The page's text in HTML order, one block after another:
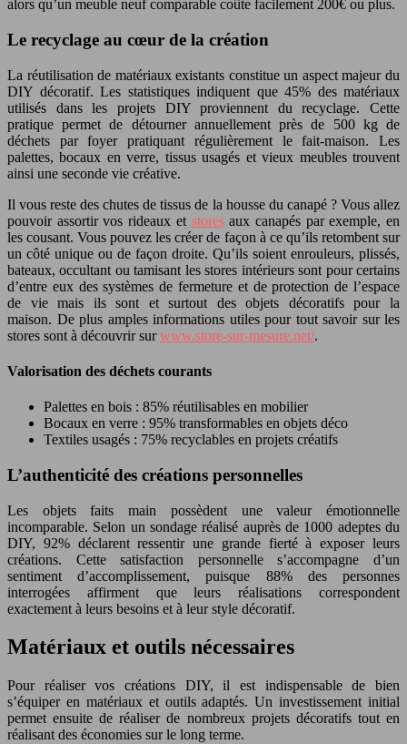
alors qu’un meuble neuf comparable coûte facilement 200€ ou plus.
Le recyclage au cœur de la création
La réutilisation de matériaux existants constitue un aspect majeur du
DIY décoratif. Les statistiques indiquent que 45% des matériaux
utilisés dans les projets DIY proviennent du recyclage. Cette
pratique permet de détourner annuellement près de 500 kg de
déchets par foyer pratiquant régulièrement le fait-maison. Les
palettes, bocaux en verre, tissus usagés et vieux meubles trouvent
ainsi une seconde vie créative.
Il vous reste des chutes de tissus de la housse du canapé ? Vous allez
pouvoir assortir vos rideaux et storesaux canapés par exemple, en
les cousant. Vous pouvez les créer de façon à ce qu’ils retombent sur
un côté unique ou de façon droite. Qu’ils soient enrouleurs, plissés,
bateaux, occultant ou tamisant les stores intérieurs sont pour certains
d’entre eux des systèmes de fermeture et de protection de l’espace
de vie mais ils sont et surtout des objets décoratifs pour la
maison. De plus amples informations utiles pour tout savoir sur les
stores sont à découvrir surwww.store-sur-mesure.net/.
Valorisation des déchets courants
Palettes en bois : 85% réutilisables en mobilier
Bocaux en verre : 95% transformables en objets déco
Textiles usagés : 75% recyclables en projets créatifs
L’authenticité des créations personnelles
Les objets faits main possèdent une valeur émotionnelle
incomparable. Selon un sondage réalisé auprès de 1000 adeptes du
DIY, 92% déclarent ressentir une grande fierté à exposer leurs
créations. Cette satisfaction personnelle s’accompagne d’un
sentiment d’accomplissement, puisque 88% des personnes
interrogées affirment que leurs réalisations correspondent
exactement à leurs besoins et à leur style décoratif.
Matériaux et outils nécessaires
Pour réaliser vos créations DIY, il est indispensable de bien
s’équiper en matériaux et outils adaptés. Un investissement initial
permet ensuite de réaliser de nombreux projets décoratifs tout en
réalisant des économies sur le long terme.